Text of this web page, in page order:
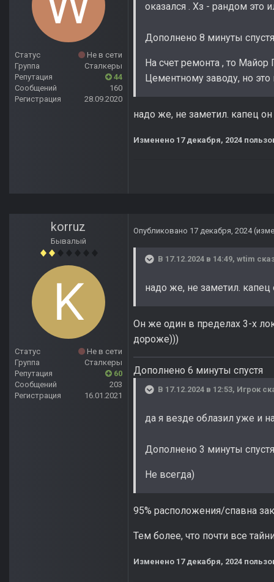
Статус
Не в сети
Группа
Сталкеры
Репутация
44
Сообщений
160
Регистрация
28.09.2020
оказался . Хз - рандом это
Дополнено 8 минуты спустя
На счет ремонта , то Майор
Цементному заводу, но это
надо же, не заметил. капец
Изменено 17 декабря, 2024
korruz
Бывалый
Статус
Не в сети
Группа
Сталкеры
Репутация
60
Сообщений
203
Регистрация
16.01.2021
Опубликовано 17 декабря, 2024
В 17.12.2024 в 14:49, wtim
надо же, не заметил.
Он же один в пределах 3-х
дороже)))
Дополнено 6 минуты спустя
В 17.12.2024 в 12:53, Игрок
да я везде облазил уже и
Дополнено 3 минуты спустя
Не всегда)
95% расположения/спавна
Тем более, что почти все
Изменено 17 декабря, 2024